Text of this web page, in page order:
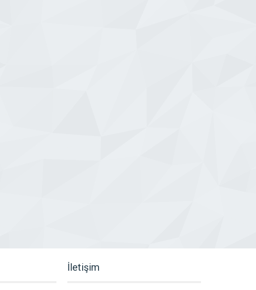
İletişim